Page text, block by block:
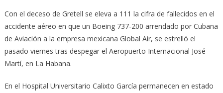
Con el deceso de Gretell se eleva a 111 la cifra de fallecidos en el
accidente aéreo en que un Boeing 737-200 arrendado por Cubana
de Aviación a la empresa mexicana Global Air, se estrelló el
pasado viernes tras despegar el Aeropuerto Internacional José
Martí, en La Habana.
En el Hospital Universitario Calixto García permanecen en estado